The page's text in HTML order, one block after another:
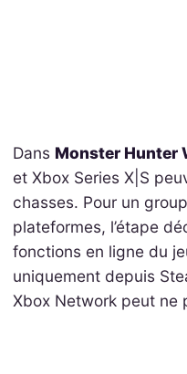
Dans Monster Hunter
et Xbox Series X|S
chasses. Pour un
plateformes, l’étape
fonctions en ligne du
uniquement depuis
Xbox Network peut ne